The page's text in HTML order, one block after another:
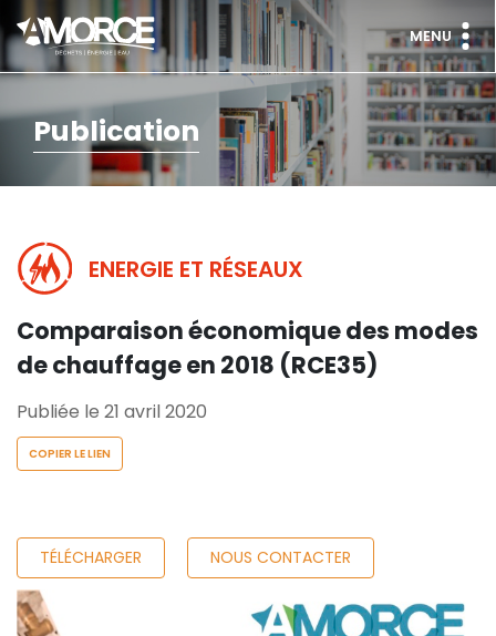
MENU
Publication
ENERGIE ET RÉSEAUX
Comparaison économique des modes
de chauffage en 2018 (RCE35)
Publiée le 21 avril 2020
COPIER LE LIEN
TÉLÉCHARGER NOUS CONTACTER